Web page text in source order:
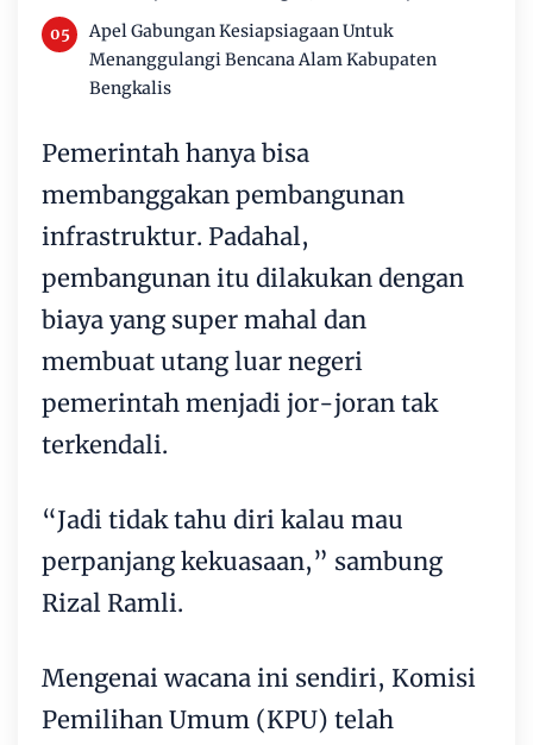
Apel Gabungan Kesiapsiagaan Untuk
Menanggulangi Bencana Alam Kabupaten
Bengkalis
Pemerintah hanya bisa
membanggakan pembangunan
infrastruktur. Padahal,
pembangunan itu dilakukan dengan
biaya yang super mahal dan
membuat utang luar negeri
pemerintah menjadi jor-joran tak
terkendali.
“Jadi tidak tahu diri kalau mau
perpanjang kekuasaan,” sambung
Rizal Ramli.
Mengenai wacana ini sendiri, Komisi
Pemilihan Umum (KPU) telah